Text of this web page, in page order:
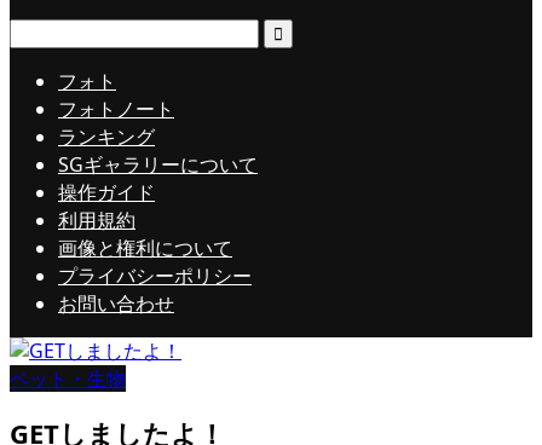
フォト
フォトノート
ランキング
SGギャラリーについて
操作ガイド
利用規約
画像と権利について
プライバシーポリシー
お問い合わせ
ペット・生物
GETしましたよ！